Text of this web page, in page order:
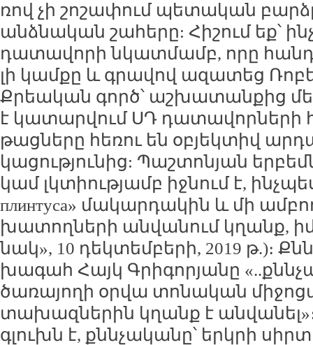
ռով չի շո­շա­փում պե­տա­կան
անձ­նա­կան շա­հե­րը: Հի­շում եք՝
դա­տա­վո­րի նկատ­մամբ, ո­րը
լի կամ­քը և գրա­վով ա­զա­տեց
Քրեա­կան գործ՝ աշ­խա­տան­քից
է կա­տար­վում ՍԴ դա­տա­վոր­նե­րի
թաց­նե­րը հե­ռու են օ­բյեկ­տիվ
կա­ցու­թյու­նից: Պաշ­տո­նյան
կամ լկ­տիու­թյամբ իջ­նում է,
плинтуса» մա­կար­դա­կին և մի
խա­տող­նե­րի ան­վա­նում կղանք,
նակ», 10 դեկ­տեմ­բե­րի, 2019 թ.)։
խա­գահ Հայկ Գրի­գո­րյա­նը
ծա­ռա­յո­ղի օր­վա տո­նա­կան
տա­խազ­նե­րին կղանք է ան­վա­նել»։
գլուխն է, քնն­չա­կա­նը՝ երկ­րի